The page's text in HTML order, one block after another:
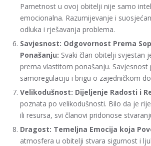
Pametnost u ovoj obitelji nije samo
emocionalna. Razumijevanje i
odluka i rješavanja problema.
Savjesnost: Odgovornost Prema
Ponašanju: Svaki član obitelji svjestan
prema vlastitom ponašanju. Savjesnost
samoregulaciju i brigu o zajedničkom
Velikodušnost: Dijeljenje Radosti i
poznata po velikodušnosti. Bilo da je
ili resursa, svi članovi pridonose
Dragost: Temeljna Emocija koja
atmosfera u obitelji stvara sigurnost i